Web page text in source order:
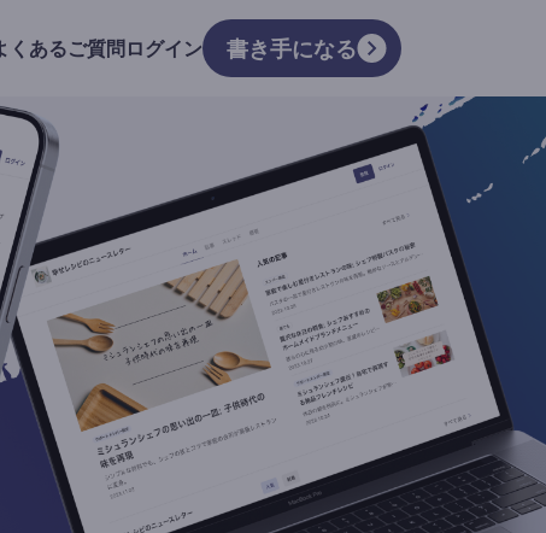
くあるご質問ログイン 書き手になる